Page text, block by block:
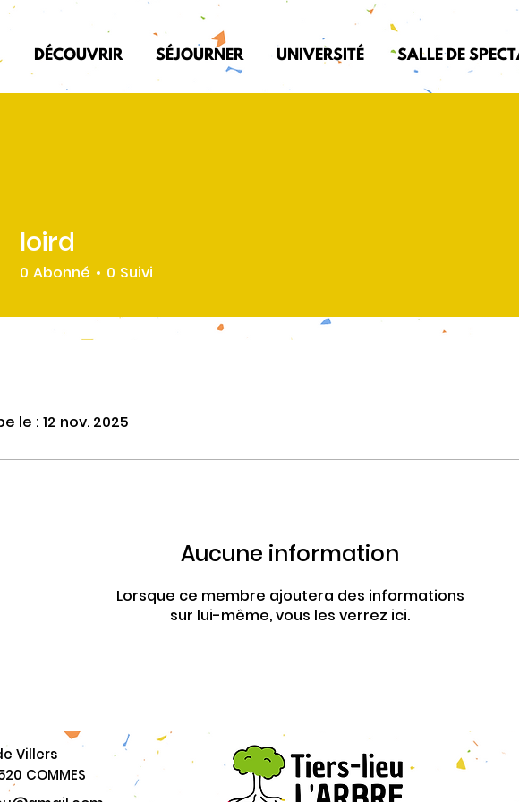
DÉCOUVRIR SÉJOURNER UNIVERSITÉ SALLE DE
le : 12 nov. 2025
Aucune information
Lorsque ce membre ajoutera des informations
sur lui-même, vous les verrez ici.
loird
0 Abonné 0 Suivi
Villers
COMMES